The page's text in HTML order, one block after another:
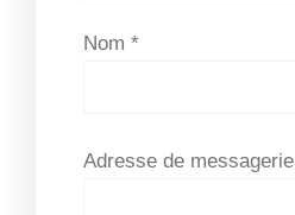
Nom *
Adresse de messagerie